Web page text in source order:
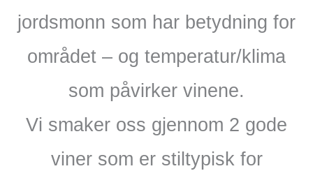
jordsmonn som har betydning for
området – og temperatur/klima
som påvirker vinene.
Vi smaker oss gjennom 2 gode
viner som er stiltypisk for